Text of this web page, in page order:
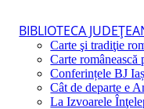
BIBLIOTECA
Carte şi tradiţie
Carte românească
Conferințele BJ
Cât de departe e
La Izvoarele